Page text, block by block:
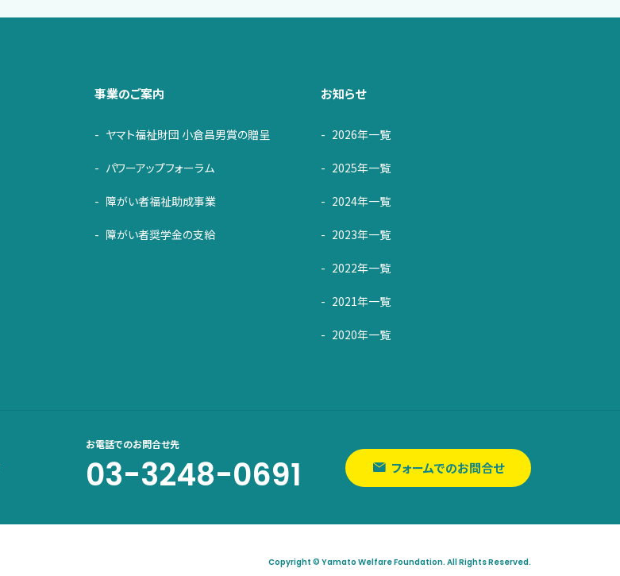
事業のご案内
ヤマト福祉財団 小倉昌男賞の贈呈
パワーアップフォーラム
障がい者福祉助成事業
障がい者奨学金の支給
お知らせ
2026年一覧
2025年一覧
2024年一覧
2023年一覧
2022年一覧
2021年一覧
2020年一覧
お電話でのお問合せ先
03-3248-0691 フォームでのお問合せ
Copyright © Yamato Welfare Foundation. All Rights Reserved.